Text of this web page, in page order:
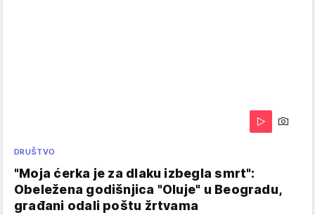
DRUŠTVO
"Moja ćerka je za dlaku izbegla smrt":
Obeležena godišnjica "Oluje" u Beogradu,
građani odali poštu žrtvama